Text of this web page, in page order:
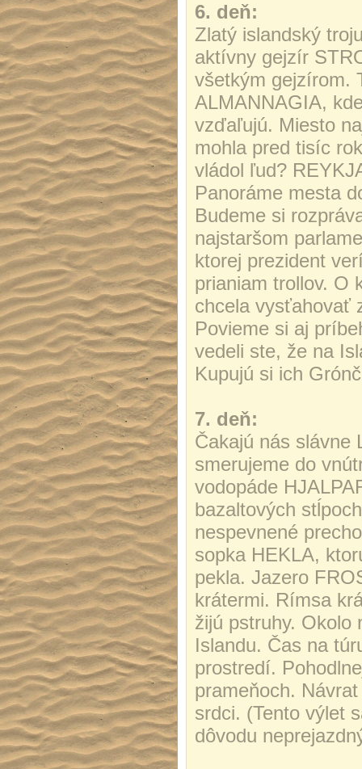
6. deň:
Zlatý islandský
aktívny gejzír
všetkým gejzírom.
ALMANNAGIA,
vzďaľujú. Miesto
mohla pred tisíc
vládol ľud?
Panoráme mesta
Budeme si
najstaršom
ktorej prezident
prianiam trollov. O
chcela vysťahovať
Povieme si aj
vedeli ste, že na
Kupujú si ich
7. deň:
Čakajú nás slávne
smerujeme do
vodopáde
bazaltových
nespevnené
sopka HEKLA,
pekla. Jazero
krátermi. Rímsa
žijú pstruhy. Okolo
Islandu. Čas na
prostredí.
prameňoch.
srdci. (Tento výlet
dôvodu